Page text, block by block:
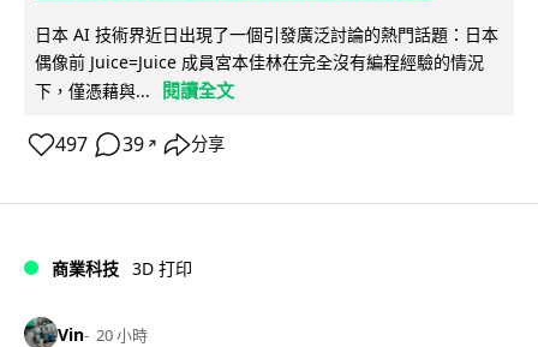
日本 AI 技術界近日出現了一個引發廣泛討論的熱門話題：日本
偶像前 Juice=Juice 成員宮本佳林在完全沒有編程經驗的情況
下，僅憑藉與...
閱讀全文
497 39 ↗ 分享
商業科技 3D 打印
Vin 20 小時